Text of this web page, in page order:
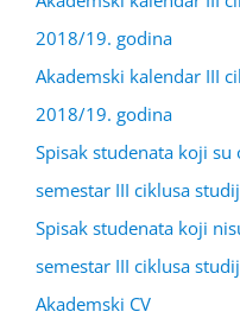
2018/19. godina
Akademski kalendar III
2018/19. godina
Spisak studenata koji
semestar III ciklusa
Spisak studenata koji
semestar III ciklusa
Akademski CV